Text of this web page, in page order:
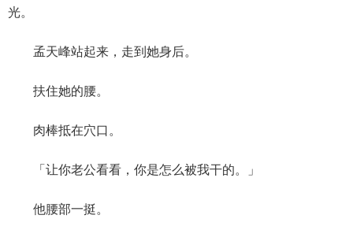
光。
孟天峰站起来，走到她身后。
扶住她的腰。
肉棒抵在穴口。
「让你老公看看，你是怎么被我干的。」
他腰部一挺。